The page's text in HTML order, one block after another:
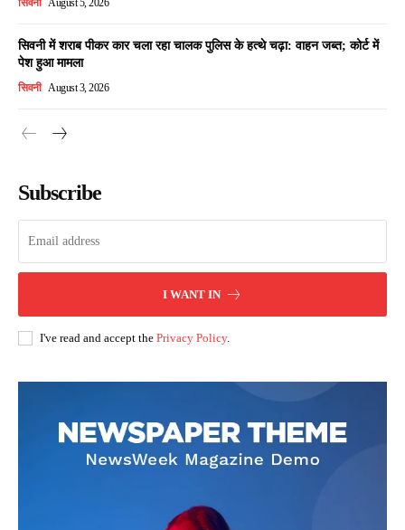
सिवनी August 5, 2026
सिवनी में शराब पीकर कार चला रहा चालक पुलिस के हत्थे चढ़ा: वाहन जब्त; कोर्ट में
पेश हुआ मामला
सिवनी August 3, 2026
Subscribe
I WANT IN
I've read and accept the Privacy Policy.